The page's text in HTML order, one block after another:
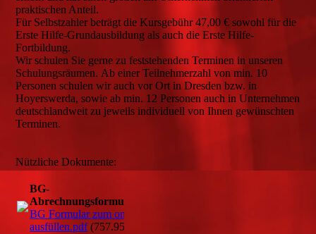
praktischen Anteil.
Für Selbstzahler beträgt die Kursgebühr 47,00 € sowohl für die
Erste Hilfe-Grundausbildung als auch die Erste Hilfe-
Fortbildung.
Wir schulen Sie gerne zu feststehenden Terminen in unseren
Schulungsräumen. Ab einer Teilnehmerzahl von min. 10
Personen schulen wir auch vor Ort in Dresden bzw. in
Hoyerswerda, sowie ab min. 12 Personen auch in Unternehmen
deutschlandweit zu jeweils individuell von Ihnen gewünschten
Terminen.
Nützliche Dokumente:
BG-
Abrechnungsformular
BG Formular zum online
ausfüllen.pdf(757.95KB)